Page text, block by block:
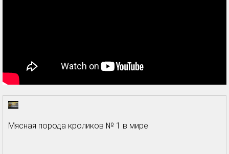
Мясная порода кроликов № 1 в мире